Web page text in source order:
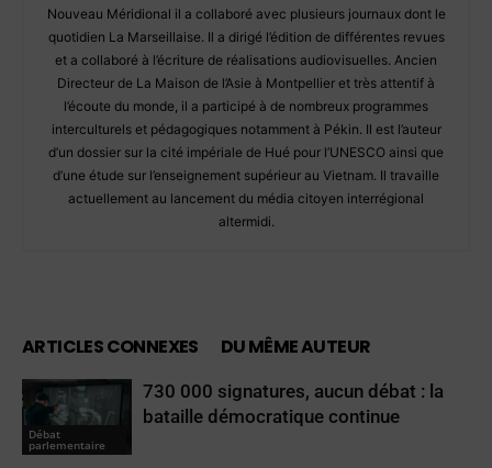
Nouveau Méridional il a collaboré avec plusieurs journaux dont le
quotidien La Marseillaise. Il a dirigé l’édition de différentes revues
et a collaboré à l’écriture de réalisations audiovisuelles. Ancien
Directeur de La Maison de l’Asie à Montpellier et très attentif à
l’écoute du monde, il a participé à de nombreux programmes
interculturels et pédagogiques notamment à Pékin. Il est l’auteur
d’un dossier sur la cité impériale de Hué pour l’UNESCO ainsi que
d’une étude sur l’enseignement supérieur au Vietnam. Il travaille
actuellement au lancement du média citoyen interrégional
altermidi.
ARTICLES CONNEXES DU MÊME AUTEUR
Débat
parlementaire
730 000 signatures, aucun débat : la
bataille démocratique continue